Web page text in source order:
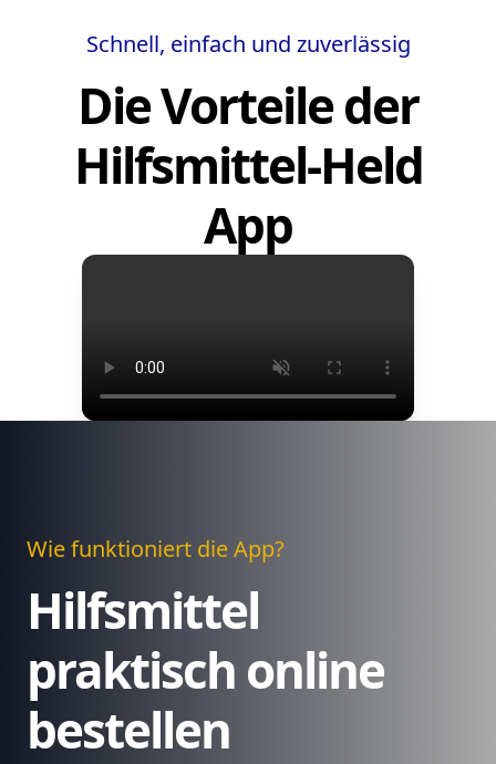
Schnell, einfach und zuverlässig
Die Vorteile der
Hilfsmittel-Held
App
Wie funktioniert die App?
Hilfsmittel
praktisch online
bestellen